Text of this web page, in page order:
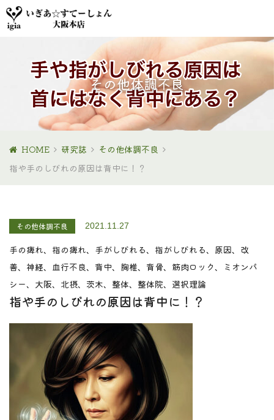
その他体調不良
HOME 研究誌
その他体調不良
指や手のしびれの原因は背中に！？
その他体調不良 2021.11.27
手の痺れ、指の痺れ、手がしびれる、指がしびれる、原因、改
善、神経、血行不良、背中、胸椎、背骨、筋肉ロック、ミオンパ
シー、大阪、北摂、茨木、整体、整体院、選択理論
指や手のしびれの原因は背中に！？